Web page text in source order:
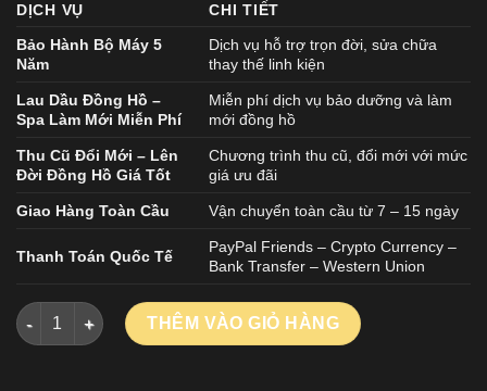
DỊCH VỤ
CHI TIẾT
Bảo Hành Bộ Máy 5
Năm
Dịch vụ hỗ trợ trọn đời, sửa chữa
thay thế linh kiện
Lau Dầu Đồng Hồ –
Spa Làm Mới Miễn Phí
Miễn phí dịch vụ bảo dưỡng và làm
mới đồng hồ
Thu Cũ Đổi Mới – Lên
Đời Đồng Hồ Giá Tốt
Chương trình thu cũ, đổi mới với mức
giá ưu đãi
Giao Hàng Toàn Cầu Vận chuyển toàn cầu từ 7 – 15 ngày
Thanh Toán Quốc Tế
PayPal Friends – Crypto Currency –
Bank Transfer – Western Union
Đồng Hồ Audemars Piguet Royal Oak 15510BC Replica 1:1
THÊM VÀO GIỎ HÀNG